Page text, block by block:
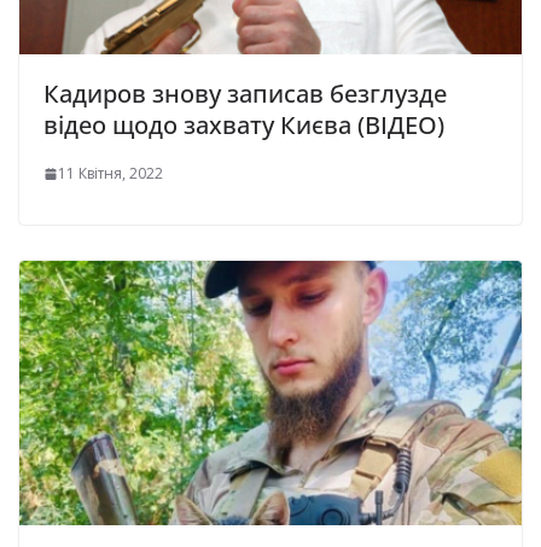
Кадиров знову записав безглузде
відео щодо захвату Києва (ВІДЕО)
11 Квітня, 2022